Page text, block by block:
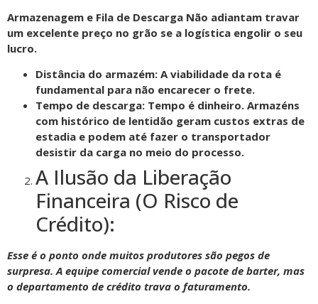
Armazenagem e Fila de Descarga Não adiantam travar
um excelente preço no grão se a logística engolir o seu
lucro.
Distância do armazém: A viabilidade da rota é
fundamental para não encarecer o frete.
Tempo de descarga: Tempo é dinheiro. Armazéns
com histórico de lentidão geram custos extras de
estadia e podem até fazer o transportador
desistir da carga no meio do processo.
A Ilusão da Liberação
Financeira (O Risco de
Crédito):
Esse é o ponto onde muitos produtores são pegos de
surpresa. A equipe comercial vende o pacote de barter, mas
o departamento de crédito trava o faturamento.